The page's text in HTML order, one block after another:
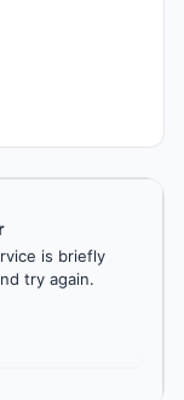
is briefly
try again.